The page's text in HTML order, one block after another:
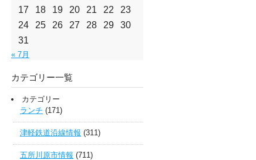
17
18 19 20 21 22
23
24
25 26 27 28 29
30
31
« 7月
カテゴリー一覧
カテゴリー
ランチ (171)
津軽鉄道沿線情報 (311)
五所川原市情報 (711)